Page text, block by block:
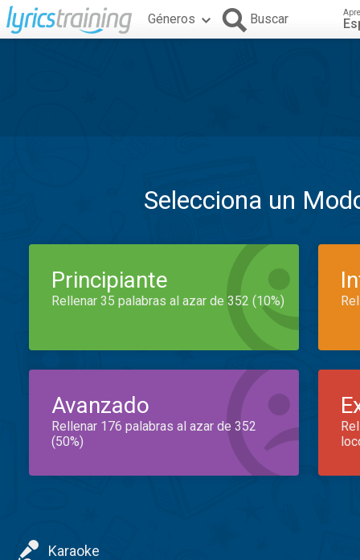
Géneros Buscar
Selecciona un
Principiante
Rellenar 35 palabras al azar de 352 (10%)
Avanzado
Rellenar 176 palabras al azar de 352
(50%)
Karaoke